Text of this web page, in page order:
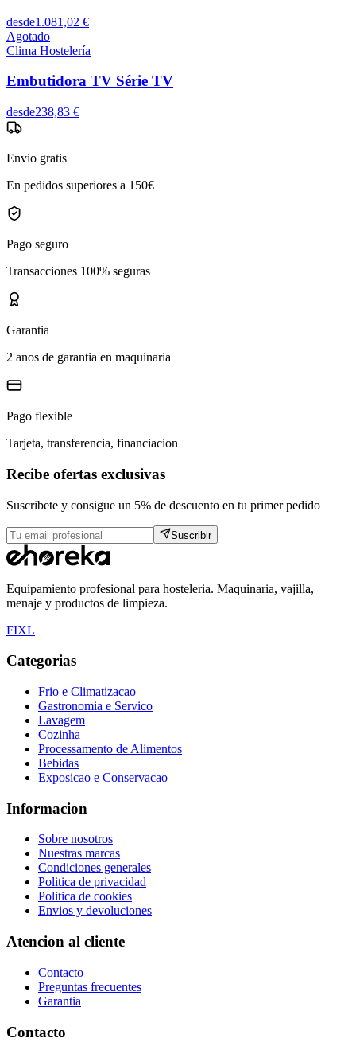
desde1.081,02 €
Agotado
Clima Hostelería
Embutidora TV Série TV
desde238,83 €
Envio gratis
En pedidos superiores a 150€
Pago seguro
Transacciones 100% seguras
Garantia
2 anos de garantia en maquinaria
Pago flexible
Tarjeta, transferencia, financiacion
Recibe ofertas exclusivas
Suscribete y consigue un 5% de descuento en tu primer pedido
Suscribir
Equipamiento profesional para hosteleria. Maquinaria, vajilla,
menaje y productos de limpieza.
FIXL
Categorias
Frio e Climatizacao
Gastronomia e Servico
Lavagem
Cozinha
Processamento de Alimentos
Bebidas
Exposicao e Conservacao
Informacion
Sobre nosotros
Nuestras marcas
Condiciones generales
Politica de privacidad
Politica de cookies
Envios y devoluciones
Atencion al cliente
Contacto
Preguntas frecuentes
Garantia
Contacto